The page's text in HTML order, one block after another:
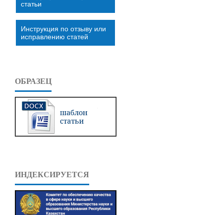
статьи
Инструкция по отзыву или
исправлению статей
ОБРАЗЕЦ
ИНДЕКСИРУЕТСЯ